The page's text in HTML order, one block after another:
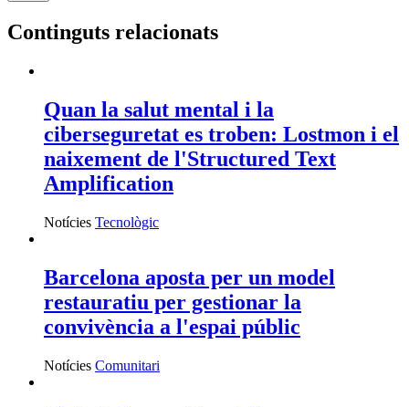
Continguts relacionats
Quan la salut mental i la
ciberseguretat es troben: Lostmon i el
naixement de l'Structured Text
Amplification
Notícies Tecnològic
Barcelona aposta per un model
restauratiu per gestionar la
convivència a l'espai públic
Notícies Comunitari